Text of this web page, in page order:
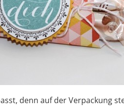
denn auf der Verpackung